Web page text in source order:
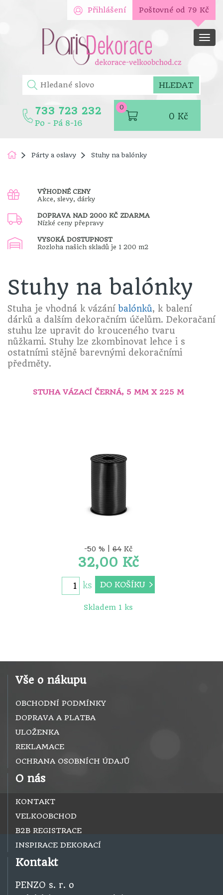
Přihlášení Poštovné od 79 Kč
HLEDAT
733 723 232
Po - Pá 8-16
0
0 Kč
Párty a oslavy Stuhy na balónky
VÝHODNÉ CENY
Akce, slevy, dárky
DOPRAVA NAD 2000 KČ ZDARMA
Nízké ceny přepravy
VYSOKÁ DOSTUPNOST
Rozloha našich skladů je 1 200 m2
Stuhy na balónky
Stuha je vhodná k vázání balónků, k balení
dárků a dalším dekoračním účelům. Dekoračaní
stuhu lze upravit do krouceného tvaru
nůžkami. Stuhy lze zkombinovat lehce i s
ostatními stějně barevnými dekoračními
předměty.
STUHA VÁZACÍ ČERNÁ, 5 MM X 225 M
-50 % |64Kč
32,00 Kč
ks DO KOŠÍKU
Skladem 1 ks
Vše o nákupu
OBCHODNÍ PODMÍNKY
DOPRAVA A PLATBA
ULOŽENKA
REKLAMACE
OCHRANA OSOBNÍCH ÚDAJŮ
O nás
KONTAKT
VELKOOBCHOD
B2B REGISTRACE
INSPIRACE DEKORACÍ
Kontakt
PENZO s. r. o